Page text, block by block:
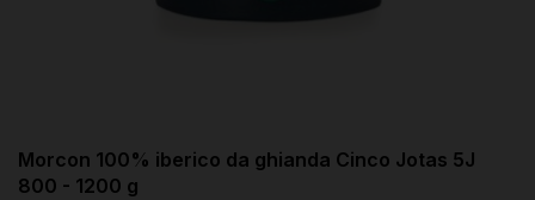
Morcon 100% iberico da ghianda Cinco Jotas 5J
800 - 1200 g